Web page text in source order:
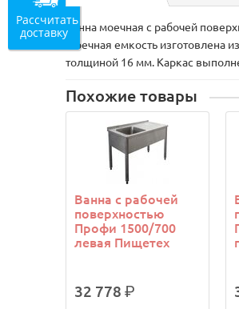
Ванна моечная с рабочей
Моечная емкость
толщиной 16 мм. Каркас
Похожие товары
Ванна с рабочей
поверхностью
Профи 1500/700
левая Пищетех
32 778р.
Рассчитать
доставку